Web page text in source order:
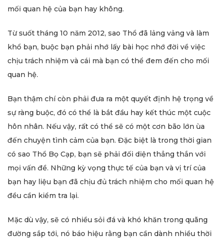
mối quan hệ của bạn hay không.
Từ suốt tháng 10 năm 2012, sao Thổ đã lảng vảng và làm
khổ bạn, buộc bạn phải nhớ lấy bài học nhớ đời về việc
chịu trách nhiệm và cái mà bạn có thể đem đến cho mối
quan hệ.
Bạn thậm chí còn phải đưa ra một quyết định hệ trọng về
sự ràng buộc, đó có thể là bắt đầu hay kết thúc một cuộc
hôn nhân. Nếu vậy, rất có thể sẽ có một cơn bão lớn ùa
đến chuyện tình cảm của bạn. Đặc biệt là trong thời gian
có sao Thổ Bọ Cạp, bạn sẽ phải đối diện thẳng thắn với
mọi vấn đề. Những kỳ vọng thực tế của bạn và vị trí của
bạn hay liệu bạn đã chịu đủ trách nhiệm cho mối quan hệ
đều cần kiểm tra lại.
Mặc dù vậy, sẽ có nhiều sỏi đá và khó khăn trong quãng
đường sắp tới, nó báo hiệu rằng bạn cần dành nhiều thời